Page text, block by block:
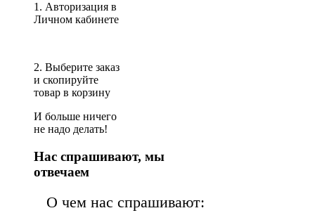
1. Авторизация в
Личном кабинете
2. Выберите заказ
и скопируйте
товар в корзину
И больше ничего
не надо делать!
Нас спрашивают, мы
отвечаем
О чем нас спрашивают: